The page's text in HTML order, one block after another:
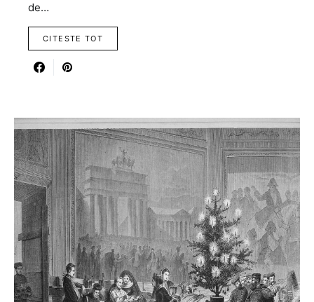
de…
CITESTE TOT